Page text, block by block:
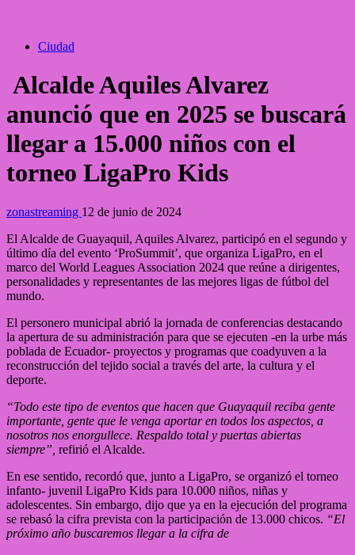
Ciudad
Alcalde Aquiles Alvarez
anunció que en 2025 se buscará
llegar a 15.000 niños con el
torneo LigaPro Kids
zonastreaming 12 de junio de 2024
El Alcalde de Guayaquil, Aquiles Alvarez, participó en el segundo y
último día del evento ‘ProSummit’, que organiza LigaPro, en el
marco del World Leagues Association 2024 que reúne a dirigentes,
personalidades y representantes de las mejores ligas de fútbol del
mundo.
El personero municipal abrió la jornada de conferencias destacando
la apertura de su administración para que se ejecuten -en la urbe más
poblada de Ecuador- proyectos y programas que coadyuven a la
reconstrucción del tejido social a través del arte, la cultura y el
deporte.
“Todo este tipo de eventos que hacen que Guayaquil reciba gente
importante, gente que le venga aportar en todos los aspectos, a
nosotros nos enorgullece. Respaldo total y puertas abiertas
siempre”, refirió el Alcalde.
En ese sentido, recordó que, junto a LigaPro, se organizó el torneo
infanto- juvenil LigaPro Kids para 10.000 niños, niñas y
adolescentes. Sin embargo, dijo que ya en la ejecución del programa
se rebasó la cifra prevista con la participación de 13.000 chicos. “El
próximo año buscaremos llegar a la cifra de